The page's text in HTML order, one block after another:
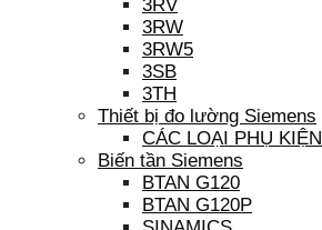
3RV
3RW
3RW5
3SB
3TH
Thiết bị đo lường Siemens
CÁC LOẠI PHỤ KIỆN
Biến tần Siemens
BTAN G120
BTAN G120P